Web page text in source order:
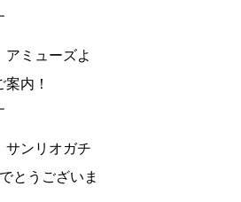
アミューズよ
案内！
サンリオガチ
とうございま